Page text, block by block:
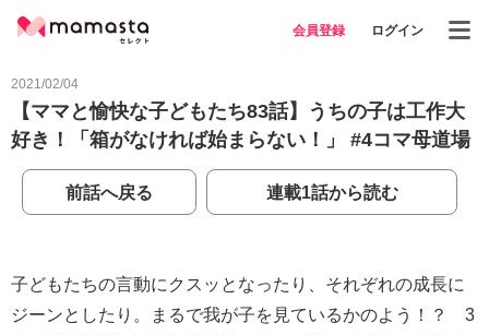
会員登録 ログイン
2021/02/04
【ママと愉快な子どもたち83話】うちの子は工作大
好き！「箱がなければ始まらない！」 #4コマ母道場
前話へ戻る 連載1話から読む
子どもたちの言動にクスッとなったり、それぞれの成長に
ジーンとしたり。まるで我が子を見ているかのよう！？ 3